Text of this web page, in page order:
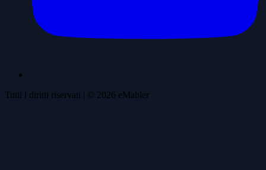
Tutti i diritti riservati | © 2026 eMabler